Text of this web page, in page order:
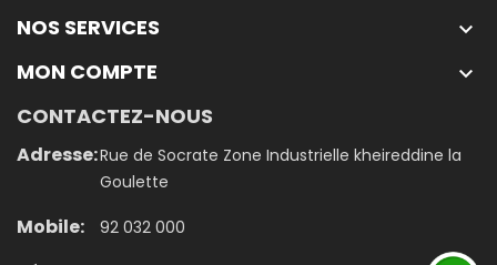
NOS SERVICES 
MON COMPTE 
CONTACTEZ-NOUS
Adresse:Rue de Socrate Zone Industrielle kheireddine la
Goulette
Mobile: 92 032 000